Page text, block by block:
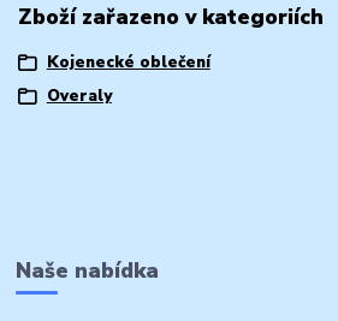
Zboží zařazeno v kategoriích
Kojenecké oblečení
Overaly
Naše nabídka